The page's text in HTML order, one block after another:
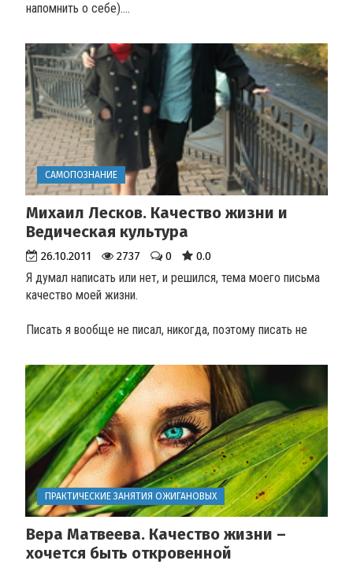
напомнить о себе)....
САМОПОЗНАНИЕ
Михаил Лесков. Качество жизни и
Ведическая культура
26.10.2011 2737 0 0.0
Я думал написать или нет, и решился, тема моего письма
качество моей жизни.
Писать я вообще не писал, никогда, поэтому писать не
ПРАКТИЧЕСКИЕ ЗАНЯТИЯ ОЖИГАНОВЫХ
Вера Матвеева. Качество жизни –
хочется быть откровенной